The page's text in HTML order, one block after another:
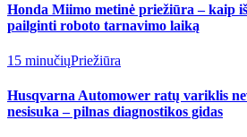
Honda Miimo metinė priežiūra – kaip
pailginti roboto tarnavimo laiką
15 minučiųPriežiūra
Husqvarna Automower ratų variklis
nesisuka – pilnas diagnostikos gidas